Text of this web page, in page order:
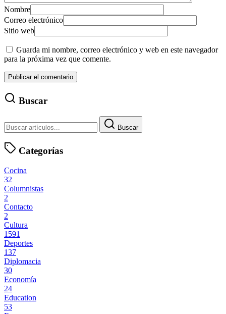
Nombre
Correo electrónico
Sitio web
Guarda mi nombre, correo electrónico y web en este navegador
para la próxima vez que comente.
Buscar
Buscar
Categorías
Cocina
32
Columnistas
2
Contacto
2
Cultura
1591
Deportes
137
Diplomacia
30
Economía
24
Education
53